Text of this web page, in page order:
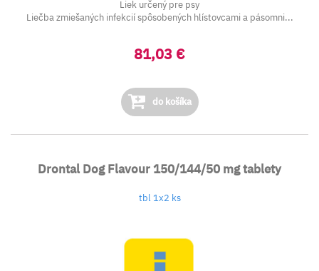
Liek určený pre psy
Liečba zmiešaných infekcií spôsobených hlístovcami a pásomni...
81,03 €
do košíka
Drontal Dog Flavour 150/144/50 mg tablety
tbl 1x2 ks